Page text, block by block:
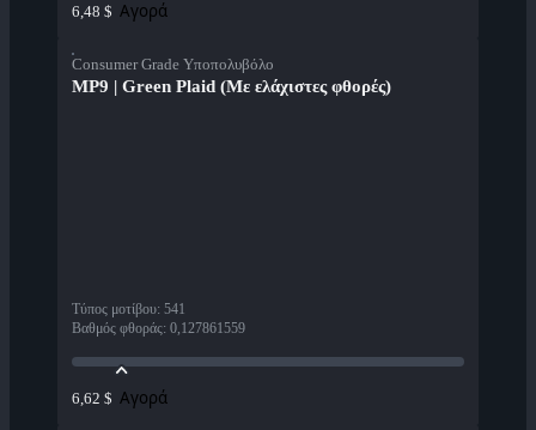
6,48 $ Αγορά
Consumer Grade Υποπολυβόλο
MP9 | Green Plaid (Με ελάχιστες φθορές)
Τύπος μοτίβου: 541
Βαθμός φθοράς: 0,127861559
6,62 $ Αγορά